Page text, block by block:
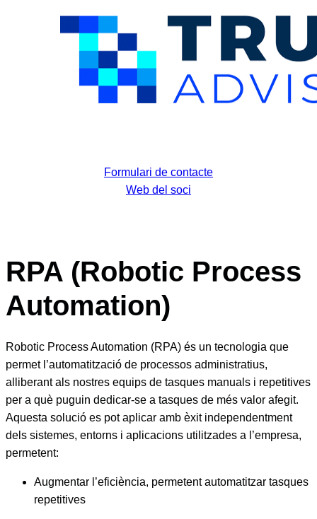
Formulari de contacte
Web del soci
RPA (Robotic Process
Automation)
Robotic Process Automation (RPA) és un tecnologia que
permet l’automatització de processos administratius,
alliberant als nostres equips de tasques manuals i repetitives
per a què puguin dedicar-se a tasques de més valor afegit.
Aquesta solució es pot aplicar amb èxit independentment
dels sistemes, entorns i aplicacions utilitzades a l’empresa,
permetent:
Augmentar l’eficiència, permetent automatitzar tasques
repetitives